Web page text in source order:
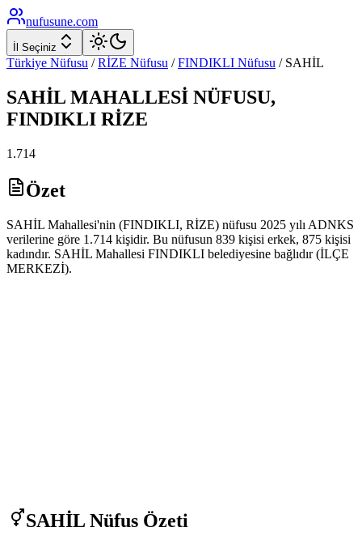
nufusune.com
İl Seçiniz
Türkiye Nüfusu / RİZE Nüfusu / FINDIKLI Nüfusu / SAHİL
SAHİL MAHALLESİ NÜFUSU,
FINDIKLI RİZE
1.714
Özet
SAHİL Mahallesi'nin (FINDIKLI, RİZE) nüfusu 2025 yılı ADNKS
verilerine göre 1.714 kişidir. Bu nüfusun 839 kişisi erkek, 875 kişisi
kadındır. SAHİL Mahallesi FINDIKLI belediyesine bağlıdır (İLÇE
MERKEZİ).
SAHİL Nüfus Özeti